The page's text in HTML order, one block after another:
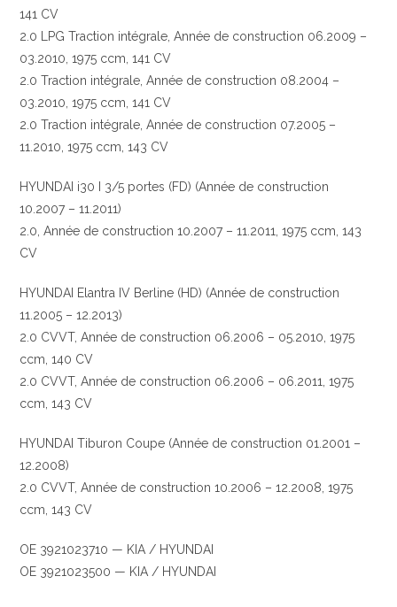
141 CV
2.0 LPG Traction intégrale, Année de construction 06.2009 –
03.2010, 1975 ccm, 141 CV
2.0 Traction intégrale, Année de construction 08.2004 –
03.2010, 1975 ccm, 141 CV
2.0 Traction intégrale, Année de construction 07.2005 –
11.2010, 1975 ccm, 143 CV
HYUNDAI i30 I 3/5 portes (FD) (Année de construction
10.2007 – 11.2011)
2.0, Année de construction 10.2007 – 11.2011, 1975 ccm, 143
CV
HYUNDAI Elantra IV Berline (HD) (Année de construction
11.2005 – 12.2013)
2.0 CVVT, Année de construction 06.2006 – 05.2010, 1975
ccm, 140 CV
2.0 CVVT, Année de construction 06.2006 – 06.2011, 1975
ccm, 143 CV
HYUNDAI Tiburon Coupe (Année de construction 01.2001 –
12.2008)
2.0 CVVT, Année de construction 10.2006 – 12.2008, 1975
ccm, 143 CV
OE 3921023710 — KIA / HYUNDAI
OE 3921023500 — KIA / HYUNDAI